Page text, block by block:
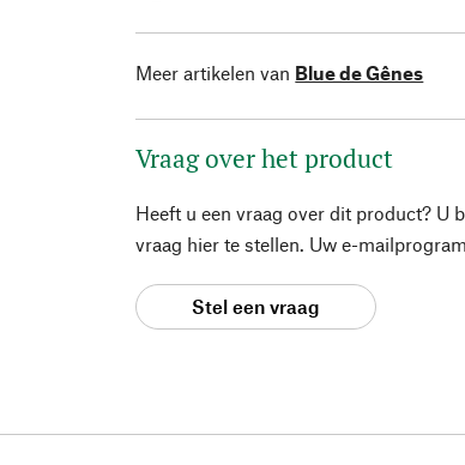
Meer artikelen van Blue de Gênes
Vraag over het product
Heeft u een vraag over dit product? U
vraag hier te stellen. Uw e-
Stel een vraag